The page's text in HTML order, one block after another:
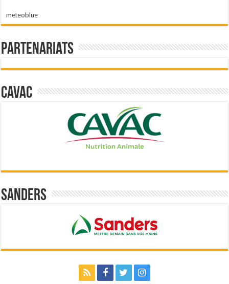
meteoblue
Partenariats
Cavac
Sanders